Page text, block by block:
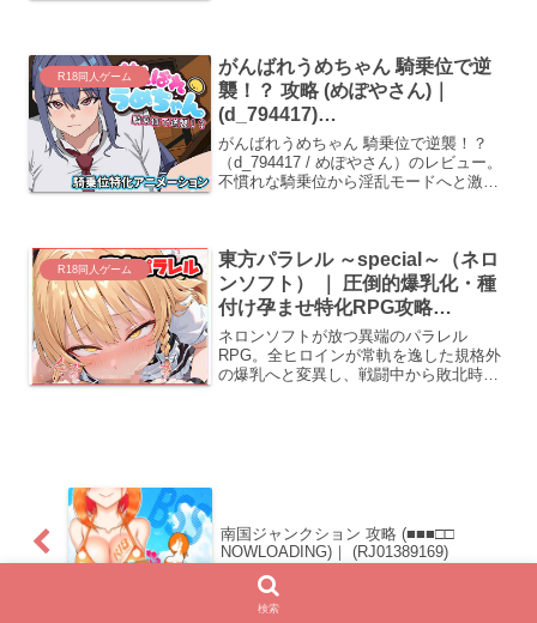
R18同人ゲーム
がんばれうめちゃん 騎乗位で逆
襲！？ 攻略 (めぽやさん)｜
(d_794417)
（DLsite:RJ01326579）
がんばれうめちゃん 騎乗位で逆襲！？
（d_794417 / めぽやさん）のレビュー。
不慣れな騎乗位から淫乱モードへと激化
R18同人ゲーム
東方パラレル ～special～（ネロ
ンソフト） ｜ 圧倒的爆乳化・種
付け孕ませ特化RPG攻略
(d_687311)
ネロンソフトが放つ異端のパラレル
RPG。全ヒロインが常軌を逸した規格外
の爆乳へと変異し、戦闘中から敗北時ま
南国ジャンクション 攻略 (■■■□□
NOWLOADING)｜ (RJ01389169)
検索